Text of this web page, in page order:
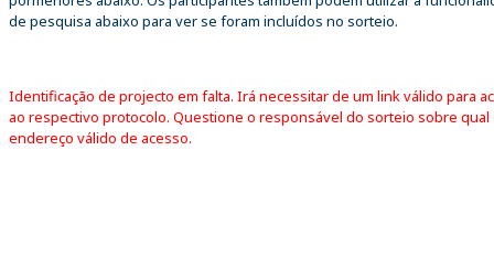
de pesquisa abaixo para ver se foram incluídos no sorteio.
Identificação de projecto em falta. Irá necessitar de um link válido para
ao respectivo protocolo. Questione o responsável do sorteio sobre qual
endereço válido de acesso.